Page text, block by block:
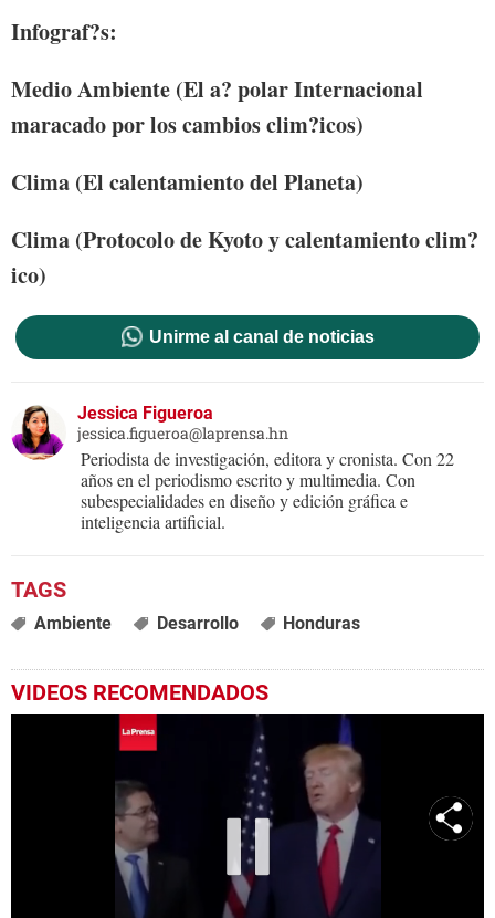
Infograf?s:
Medio Ambiente (El a? polar Internacional
maracado por los cambios clim?icos)
Clima (El calentamiento del Planeta)
Clima (Protocolo de Kyoto y calentamiento clim?
ico)
Unirme al canal de noticias
Jessica Figueroa
jessica.figueroa@laprensa.hn
Periodista de investigación, editora y cronista. Con 22
años en el periodismo escrito y multimedia. Con
subespecialidades en diseño y edición gráfica e
inteligencia artificial.
Ambiente Desarrollo Honduras
VIDEOS RECOMENDADOS